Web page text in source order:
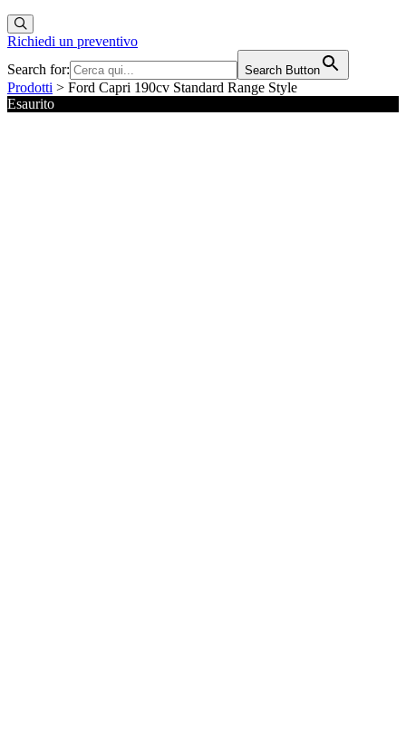
Richiedi un preventivo
Search for:
Search Button
Prodotti > Ford Capri 190cv Standard Range Style
Esaurito